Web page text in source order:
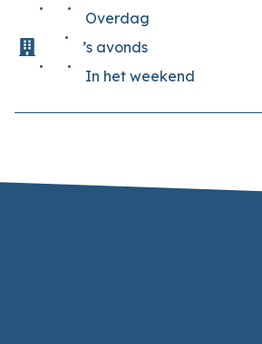
Overdag
’s avonds
In het weekend